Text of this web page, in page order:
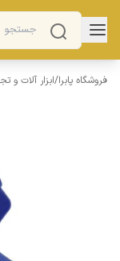
فروشگاه پابرا/ابزار آلات و